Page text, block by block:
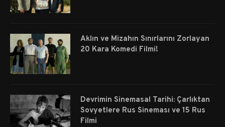
Aklın ve Mizahın Sınırlarını Zorlayan
20 Kara Komedi Filmi!
Devrimin Sinemasal Tarihi: Çarlıktan
Sovyetlere Rus Sineması ve 15 Rus
Filmi